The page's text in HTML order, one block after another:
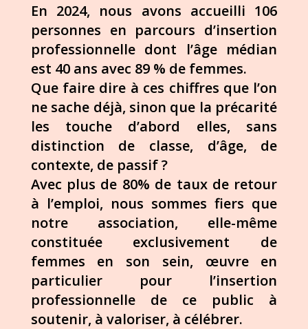
En 2024, nous avons accueilli 106
personnes en parcours d’insertion
professionnelle dont l’âge médian
est 40 ans avec 89 % de femmes.
Que faire dire à ces chiffres que l’on
ne sache déjà, sinon que la précarité
les touche d’abord elles, sans
distinction de classe, d’âge, de
contexte, de passif ?
Avec plus de 80% de taux de retour
à l’emploi, nous sommes fiers que
notre association, elle-même
constituée exclusivement de
femmes en son sein, œuvre en
particulier pour l’insertion
professionnelle de ce public à
soutenir, à valoriser, à célébrer.